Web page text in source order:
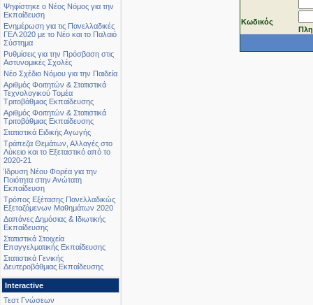
Ψηφίστηκε ο Νέος Νόμος για την
Εκπαίδευση
Ενημέρωση για τις Πανελλαδικές
ΓΕΛ 2020 με το Νέο και το Παλαιό
Σύστημα
Ρυθμίσεις για την Πρόσβαση στις
Αστυνομικές Σχολές
Νέο Σχέδιο Νόμου για την Παιδεία
Αριθμός Φοιτητών & Στατιστικά
Τεχνολογικού Τομέα
Τριτοβάθμιας Εκπαίδευσης
Αριθμός Φοιτητών & Στατιστικά
Τριτοβάθμιας Εκπαίδευσης
Στατιστικά Ειδικής Αγωγής
Τράπεζα Θεμάτων, Αλλαγές στο
Λύκειο και το Εξεταστικό από το
2020-21
Ίδρυση Νέου Φορέα για την
Ποιότητα στην Ανώτατη
Εκπαίδευση
Τρόπος Εξέτασης Πανελλαδικώς
Εξεταζόμενων Μαθημάτων 2020
Δαπάνες Δημόσιας & Ιδιωτικής
Εκπαίδευσης
Στατιστικά Στοιχεία
Επαγγελματικής Εκπαίδευσης
Στατιστικά Γενικής
Δευτεροβάθμιας Εκπαίδευσης
Interactive
Τεστ Γνώσεων
Κωδικός